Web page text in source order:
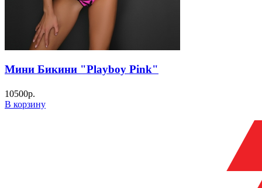
Мини Бикини "Playboy Pink"
10500р.
В корзину